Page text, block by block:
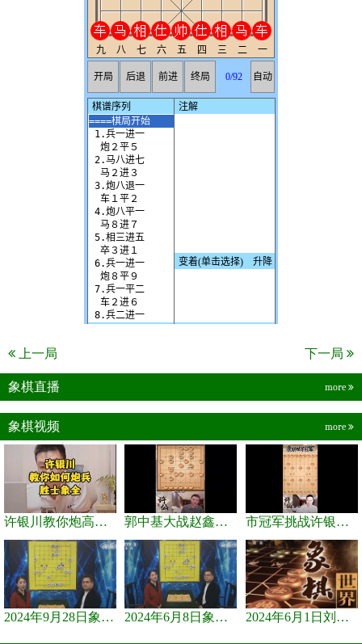
上一局 下一局
象棋直播 more
象棋视频 more
许银川教你炮高兵士象全如何赢士象全，简单四步即可 郭中基大战赵鑫鑫，许银川激情讲解 市冠军挑战许银川，急进中兵变化真激烈！
2024年9月28日象棋世界栏目，刘君、蒋川讲解了第九届杨官璘杯象棋... 2024年6月8日象棋世界，刘君、蒋川讲解了第九届杨官璘杯全国象棋... 2024年6月1日刘君、蒋川讲解第三届上海杯象棋大师赛谢靖与李少庚...